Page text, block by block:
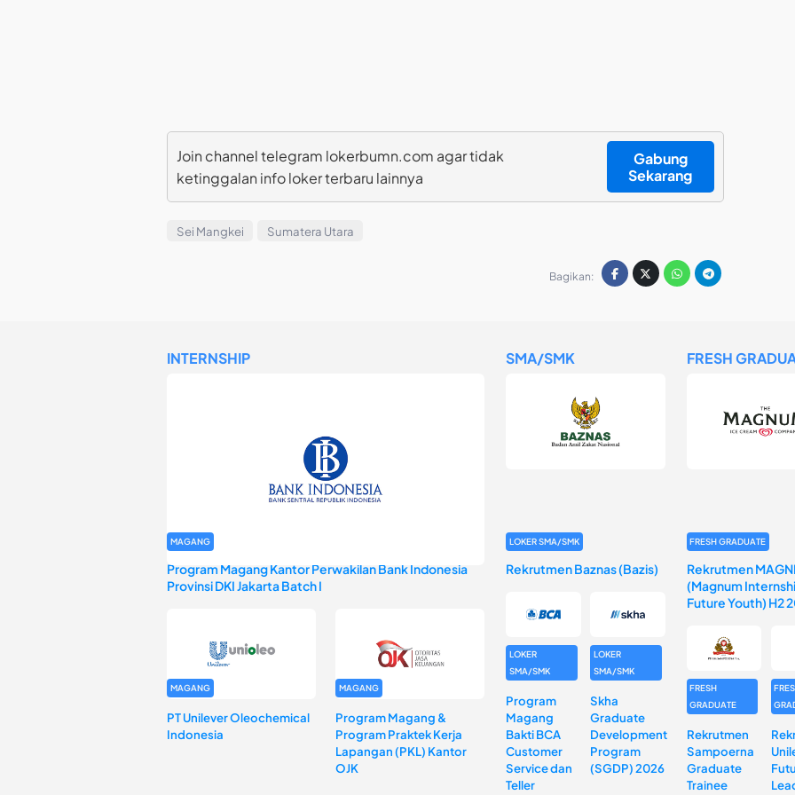
Join channel telegram lokerbumn.com agar tidak
ketinggalan info loker terbaru lainnya
Gabung
Sekarang
Sei Mangkei Sumatera Utara
Bagikan:
INTERNSHIP
MAGANG
Program Magang Kantor Perwakilan Bank Indonesia
Provinsi DKI Jakarta Batch I
MAGANG
PT Unilever Oleochemical
Indonesia
MAGANG
Program Magang &
Program Praktek Kerja
Lapangan (PKL) Kantor
OJK
SMA/SMK
LOKER SMA/SMK
Rekrutmen Baznas (Bazis)
LOKER
SMA/SMK
Program
Magang
Bakti BCA
Customer
Service dan
Teller
LOKER
SMA/SMK
Skha
Graduate
Development
Program
(SGDP) 2026
FRESH
FRESH GRADUATE
Rekrutmen
(Magnum
Future Youth) H2
FRESH
GRADUATE
Rekrutmen
Sampoerna
Graduate
Trainee